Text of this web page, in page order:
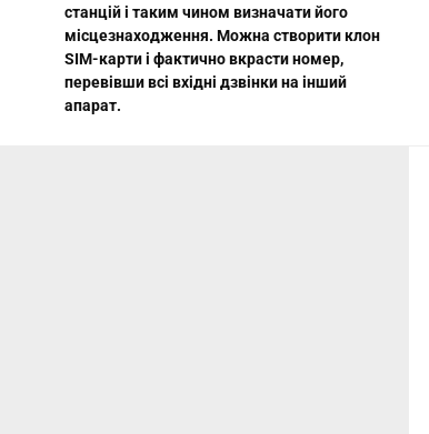
станцій і таким чином визначати його
місцезнаходження. Можна створити клон
SIM-карти і фактично вкрасти номер,
перевівши всі вхідні дзвінки на інший
апарат.